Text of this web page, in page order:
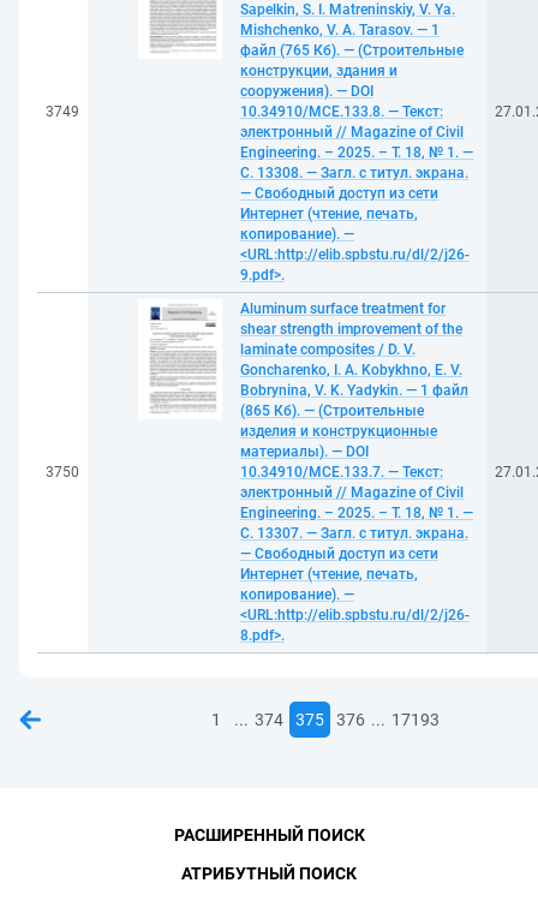
3749
Sapelkin, S. I. Matreninskiy, V. Ya.
Mishchenko, V. A. Tarasov. — 1
файл (765 Кб). — (Строительные
конструкции, здания и
сооружения). — DOI
10.34910/MCE.133.8. — Текст:
электронный // Magazine of Civil
Engineering. – 2025. – Т. 18, № 1. —
С. 13308. — Загл. с титул. экрана.
— Свободный доступ из сети
Интернет (чтение, печать,
копирование). —
<URL:http://elib.spbstu.ru/dl/2/j26-
9.pdf>.
3750
Aluminum surface treatment for
shear strength improvement of the
laminate composites / D. V.
Goncharenko, I. A. Kobykhno, E. V.
Bobrynina, V. K. Yadykin. — 1 файл
(865 Кб). — (Строительные
изделия и конструкционные
материалы). — DOI
10.34910/MCE.133.7. — Текст:
электронный // Magazine of Civil
Engineering. – 2025. – Т. 18, № 1. —
С. 13307. — Загл. с титул. экрана.
— Свободный доступ из сети
Интернет (чтение, печать,
копирование). —
<URL:http://elib.spbstu.ru/dl/2/j26-
8.pdf>.
1 ... 374 375 376 ... 17193
РАСШИРЕННЫЙ ПОИСК
АТРИБУТНЫЙ ПОИСК